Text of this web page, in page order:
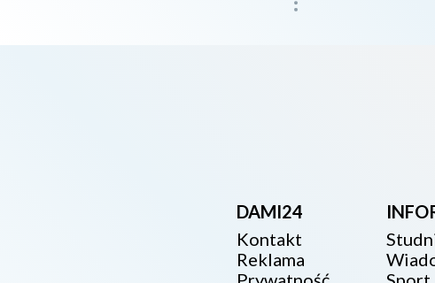
DAMI24
Kontakt
Reklama